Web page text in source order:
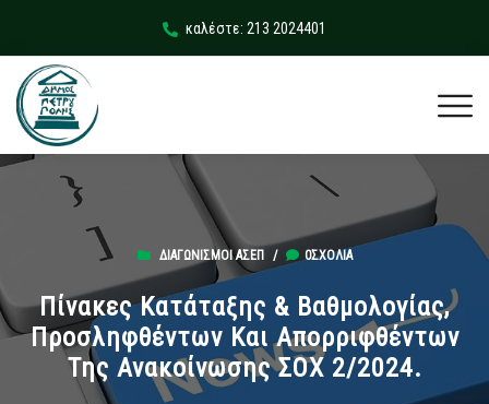
καλέστε: 213 2024401
ΔΙΑΓΩΝΙΣΜΟΊ ΑΣΕΠ / 0ΣΧΌΛΙΑ
Πίνακες Κατάταξης & Βαθμολογίας,
Προσληφθέντων Και Απορριφθέντων
Της Ανακοίνωσης ΣΟΧ 2/2024.